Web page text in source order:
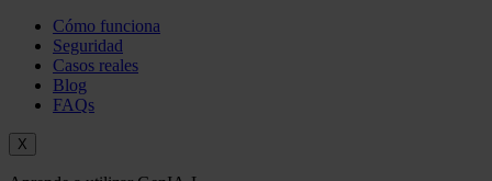
Cómo funciona
Seguridad
Casos reales
Blog
FAQs
X